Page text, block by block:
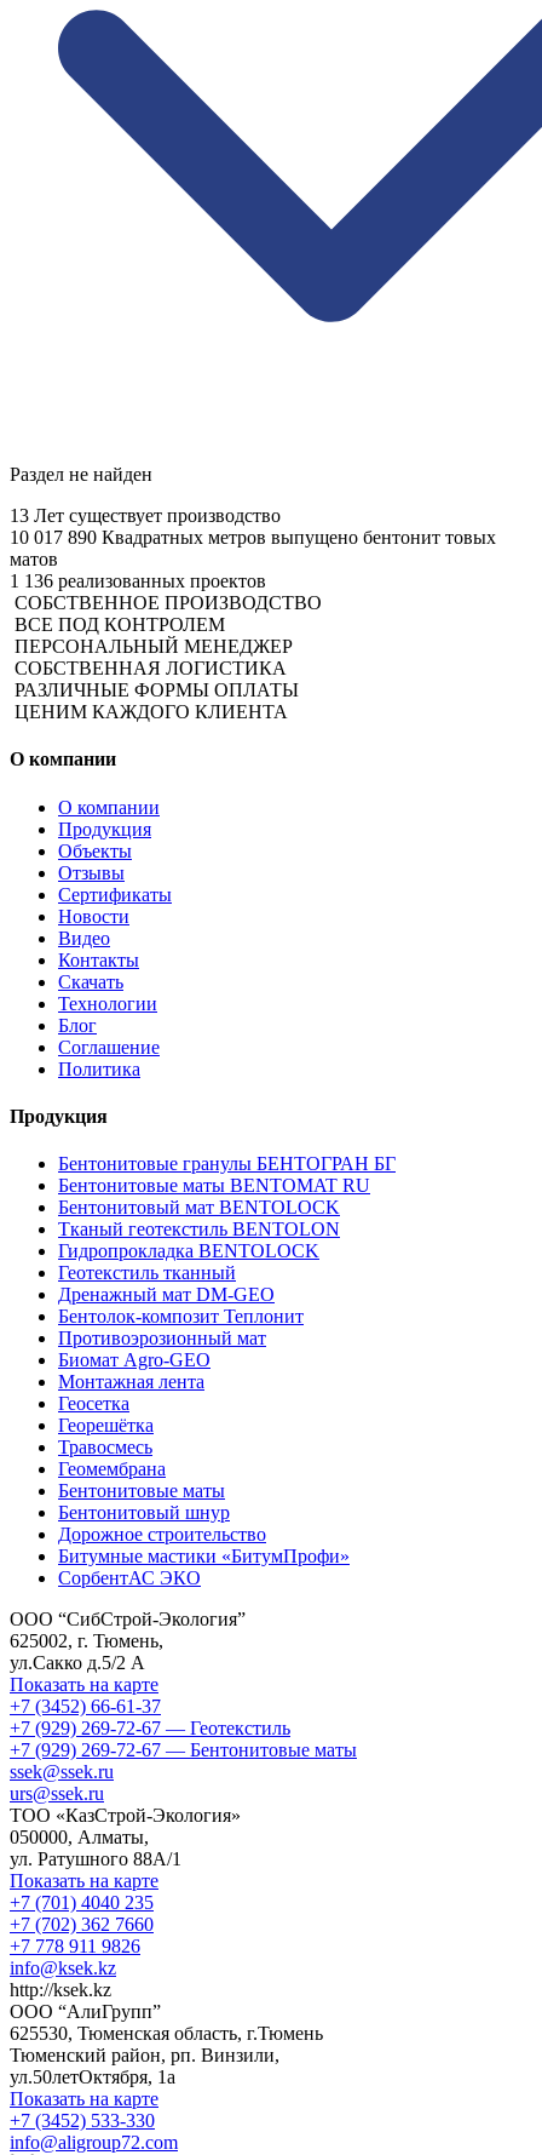
Раздел не найден
13 Лет существует производство
10 017 890 Квадратных метров выпущено бентонит товых
матов
1 136 реализованных проектов
СОБСТВЕННОЕ ПРОИЗВОДСТВО
ВСЕ ПОД КОНТРОЛЕМ
ПЕРСОНАЛЬНЫЙ МЕНЕДЖЕР
СОБСТВЕННАЯ ЛОГИСТИКА
РАЗЛИЧНЫЕ ФОРМЫ ОПЛАТЫ​
ЦЕНИМ КАЖДОГО КЛИЕНТА
О компании
О компании
Продукция
Объекты
Отзывы
Сертификаты
Новости
Видео
Контакты
Скачать
Технологии
Блог
Соглашение
Политика
Продукция
Бентонитовые гранулы БЕНТОГРАН БГ
Бентонитовые маты BENTOMAT RU
Бентонитовый мат BENTOLOCK
Тканый геотекстиль BENTOLON
Гидропрокладка BENTOLOCK
Геотекстиль тканный
Дренажный мат DM-GEO
Бентолок-композит Теплонит
Противоэрозионный мат
Биомат Agro-GEO
Монтажная лента
Геосетка
Георешётка
Травосмесь
Геомембрана
Бентонитовые маты
Бентонитовый шнур
Дорожное строительство
Битумные мастики «БитумПрофи»
СорбентАС ЭКО
ООО “СибСтрой-Экология”
625002, г. Тюмень,
ул.Сакко д.5/2 А
Показать на карте
+7 (3452) 66-61-37
+7 (929) 269-72-67 — Геотекстиль
+7 (929) 269-72-67 — Бентонитовые маты
ssek@ssek.ru
urs@ssek.ru
ТОО «КазСтрой-Экология»
050000, Алматы,
ул. Ратушного 88А/1
Показать на карте
+7 (701) 4040 235
+7 (702) 362 7660
+7 778 911 9826
info@ksek.kz
http://ksek.kz
ООО “АлиГрупп”
625530, Тюменская область, г.Тюмень
Тюменский район, рп. Винзили,
ул.50летОктября, 1а
Показать на карте
+7 (3452) 533-330
info@aligroup72.com